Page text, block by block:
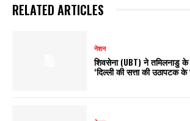
RELATED ARTICLES
नेशन
शिवसेना (UBT) ने तमिलनाडु के
‘दिल्ली की सत्ता की उठापटक